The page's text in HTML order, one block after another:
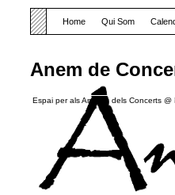
Anem de
Espai per als Amants dels Concerts @
Home Qui Som